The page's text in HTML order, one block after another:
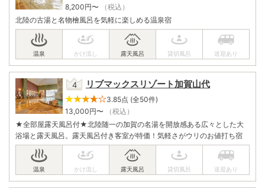
8,200円〜
（税込）
北陸の古湯と名物檜風呂を気軽に楽しめる温泉宿
リブマックスリゾート加賀山代
3.85点 (全50件)
13,000円〜
（税込）
★全部屋露天風呂付★北陸随一の加賀の名湯を開放感ある広々とした大
浴場と露天風呂。露天風呂付き客室が特価！気軽さがウリのお値打ち宿